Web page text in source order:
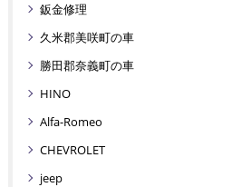
鈑金修理
久米郡美咲町の車
勝田郡奈義町の車
HINO
Alfa-Romeo
CHEVROLET
jeep